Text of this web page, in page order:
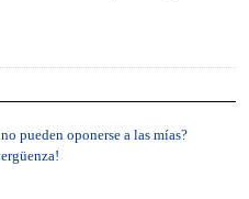
pueden oponerse a las mías?